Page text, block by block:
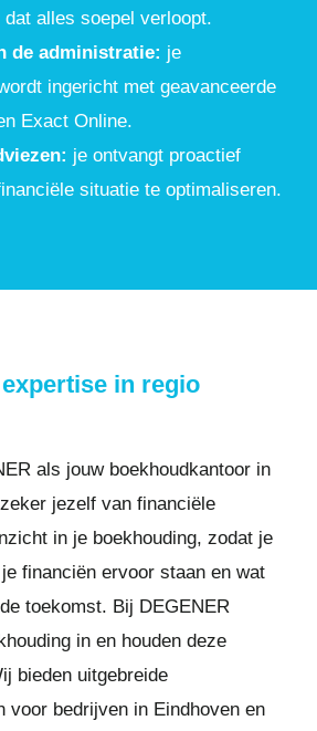
alles soepel verloopt.
de administratie: je
ingericht met geavanceerde
Exact Online.
je ontvangt proactief
situatie te optimaliseren.
in regio
als jouw boekhoudkantoor in
jezelf van financiële
in je boekhouding, zodat je
financiën ervoor staan en wat
toekomst. Bij DEGENER
in en houden deze
bieden uitgebreide
voor bedrijven in Eindhoven en